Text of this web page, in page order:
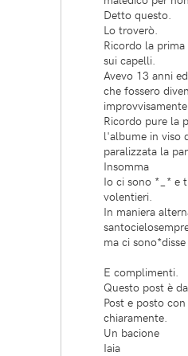
Detto questo.
Lo troverò.
Ricordo la
sui capelli.
Avevo 13 anni
che fossero
Ricordo pure la
l'albume in viso
paralizzata la
Insomma
Io ci sono *_* e
volentieri.
In maniera
ma ci
E complimenti.
Questo post è
Post e posto
chiaramente.
Un bacione
Iaia